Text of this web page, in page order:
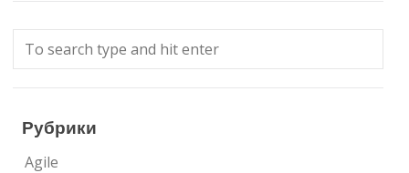
Рубрики
Agile